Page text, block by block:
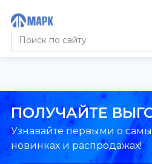
ПОЛУЧАЙТЕ
Узнавайте первыми о
новинках и распродажах!